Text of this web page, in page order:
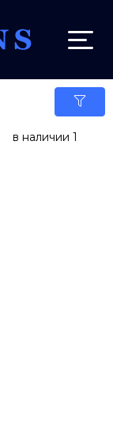
в наличии 1